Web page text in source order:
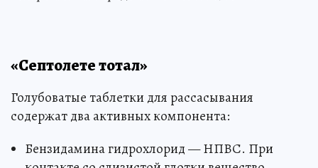
«Септолете тотал»
Голубоватые таблетки для рассасывания
содержат два активных компонента:
Бензидамина гидрохлорид — НПВС. При